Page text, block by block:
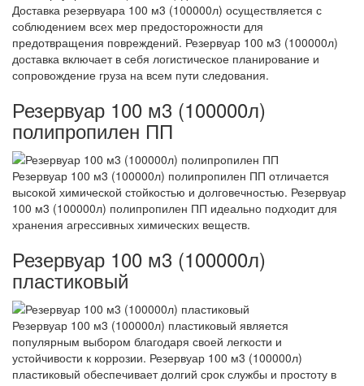
Доставка резервуара 100 м3 (100000л) осуществляется с
соблюдением всех мер предосторожности для
предотвращения повреждений. Резервуар 100 м3 (100000л)
доставка включает в себя логистическое планирование и
сопровождение груза на всем пути следования.
Резервуар 100 м3 (100000л)
полипропилен ПП
Резервуар 100 м3 (100000л) полипропилен ПП отличается
высокой химической стойкостью и долговечностью. Резервуар
100 м3 (100000л) полипропилен ПП идеально подходит для
хранения агрессивных химических веществ.
Резервуар 100 м3 (100000л)
пластиковый
Резервуар 100 м3 (100000л) пластиковый является
популярным выбором благодаря своей легкости и
устойчивости к коррозии. Резервуар 100 м3 (100000л)
пластиковый обеспечивает долгий срок службы и простоту в